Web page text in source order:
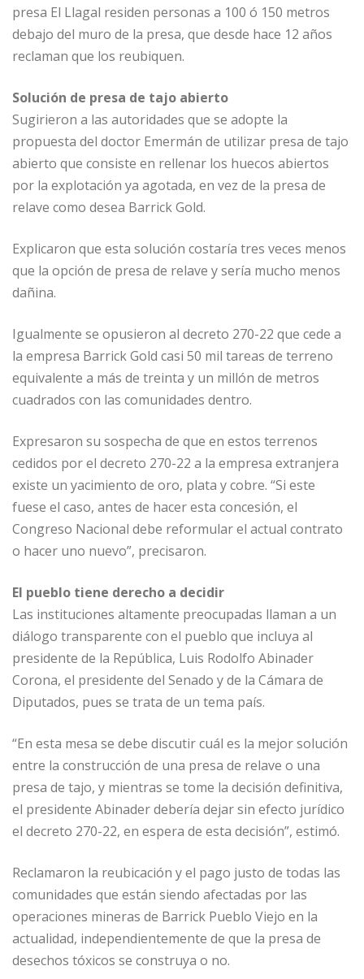
presa El Llagal residen personas a 100 ó 150 metros
debajo del muro de la presa, que desde hace 12 años
reclaman que los reubiquen.
Solución de presa de tajo abierto
Sugirieron a las autoridades que se adopte la
propuesta del doctor Emermán de utilizar presa de tajo
abierto que consiste en rellenar los huecos abiertos
por la explotación ya agotada, en vez de la presa de
relave como desea Barrick Gold.
Explicaron que esta solución costaría tres veces menos
que la opción de presa de relave y sería mucho menos
dañina.
Igualmente se opusieron al decreto 270-22 que cede a
la empresa Barrick Gold casi 50 mil tareas de terreno
equivalente a más de treinta y un millón de metros
cuadrados con las comunidades dentro.
Expresaron su sospecha de que en estos terrenos
cedidos por el decreto 270-22 a la empresa extranjera
existe un yacimiento de oro, plata y cobre. “Si este
fuese el caso, antes de hacer esta concesión, el
Congreso Nacional debe reformular el actual contrato
o hacer uno nuevo”, precisaron.
El pueblo tiene derecho a decidir
Las instituciones altamente preocupadas llaman a un
diálogo transparente con el pueblo que incluya al
presidente de la República, Luis Rodolfo Abinader
Corona, el presidente del Senado y de la Cámara de
Diputados, pues se trata de un tema país.
“En esta mesa se debe discutir cuál es la mejor solución
entre la construcción de una presa de relave o una
presa de tajo, y mientras se tome la decisión definitiva,
el presidente Abinader debería dejar sin efecto jurídico
el decreto 270-22, en espera de esta decisión”, estimó.
Reclamaron la reubicación y el pago justo de todas las
comunidades que están siendo afectadas por las
operaciones mineras de Barrick Pueblo Viejo en la
actualidad, independientemente de que la presa de
desechos tóxicos se construya o no.